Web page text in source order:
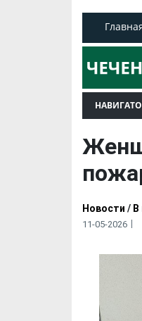
Новости /
11-05-2026